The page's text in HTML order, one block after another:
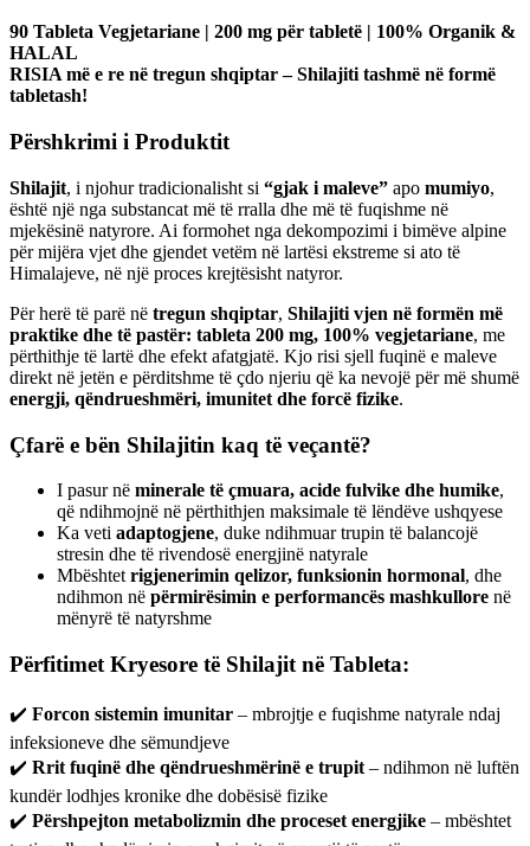
90 Tableta Vegjetariane | 200 mg për tabletë | 100% Organik &
HALAL
RISIA më e re në tregun shqiptar – Shilajiti tashmë në formë
tabletash!
Përshkrimi i Produktit
Shilajit, i njohur tradicionalisht si “gjak i maleve” apo mumiyo,
është një nga substancat më të rralla dhe më të fuqishme në
mjekësinë natyrore. Ai formohet nga dekompozimi i bimëve alpine
për mijëra vjet dhe gjendet vetëm në lartësi ekstreme si ato të
Himalajeve, në një proces krejtësisht natyror.
Për herë të parë në tregun shqiptar, Shilajiti vjen në formën më
praktike dhe të pastër: tableta 200 mg, 100% vegjetariane, me
përthithje të lartë dhe efekt afatgjatë. Kjo risi sjell fuqinë e maleve
direkt në jetën e përditshme të çdo njeriu që ka nevojë për më shumë
energji, qëndrueshmëri, imunitet dhe forcë fizike.
Çfarë e bën Shilajitin kaq të veçantë?
I pasur në minerale të çmuara, acide fulvike dhe humike,
që ndihmojnë në përthithjen maksimale të lëndëve ushqyese
Ka veti adaptogjene, duke ndihmuar trupin të balancojë
stresin dhe të rivendosë energjinë natyrale
Mbështet rigjenerimin qelizor, funksionin hormonal, dhe
ndihmon në përmirësimin e performancës mashkullore në
mënyrë të natyrshme
Përfitimet Kryesore të Shilajit në Tableta:
✔️ Forcon sistemin imunitar – mbrojtje e fuqishme natyrale ndaj
infeksioneve dhe sëmundjeve
✔️ Rrit fuqinë dhe qëndrueshmërinë e trupit – ndihmon në luftën
kundër lodhjes kronike dhe dobësisë fizike
✔️ Përshpejton metabolizmin dhe proceset energjike – mbështet